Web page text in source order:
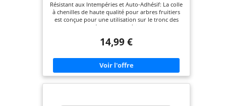
Résistant aux Intempéries et Auto-Adhésif: La colle
à chenilles de haute qualité pour arbres fruitiers
est conçue pour une utilisation sur le tronc des
arbres en extérieur et aide à intercepter les
couronne. Grâce à la propriété de cette bande
pour arbres à la longueur souhaitée selon le
diamètre du tronc. Largeur Supplémentaire: Notre
bande de glue pour arbre fruitier offre une large
14,99 €